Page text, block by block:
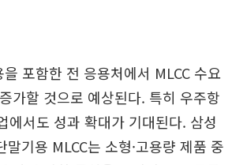
포함한 전 응용처에서 MLCC 수요
가할 것으로 예상된다. 특히 우주항
에서도 성과 확대가 기대된다. 삼성
말기용 MLCC는 소형·고용량 제품 중